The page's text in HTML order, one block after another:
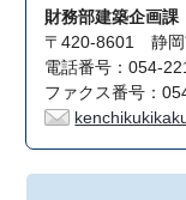
財務部建築企画課
〒420-8601 静岡
電話番号：054-
ファクス番号：